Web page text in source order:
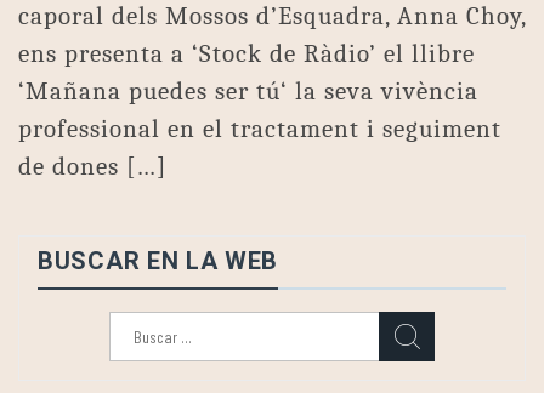
caporal dels Mossos d’Esquadra, Anna Choy,
ens presenta a ‘Stock de Ràdio’ el llibre
‘Mañana puedes ser tú‘ la seva vivència
professional en el tractament i seguiment
de dones […]
BUSCAR EN LA WEB